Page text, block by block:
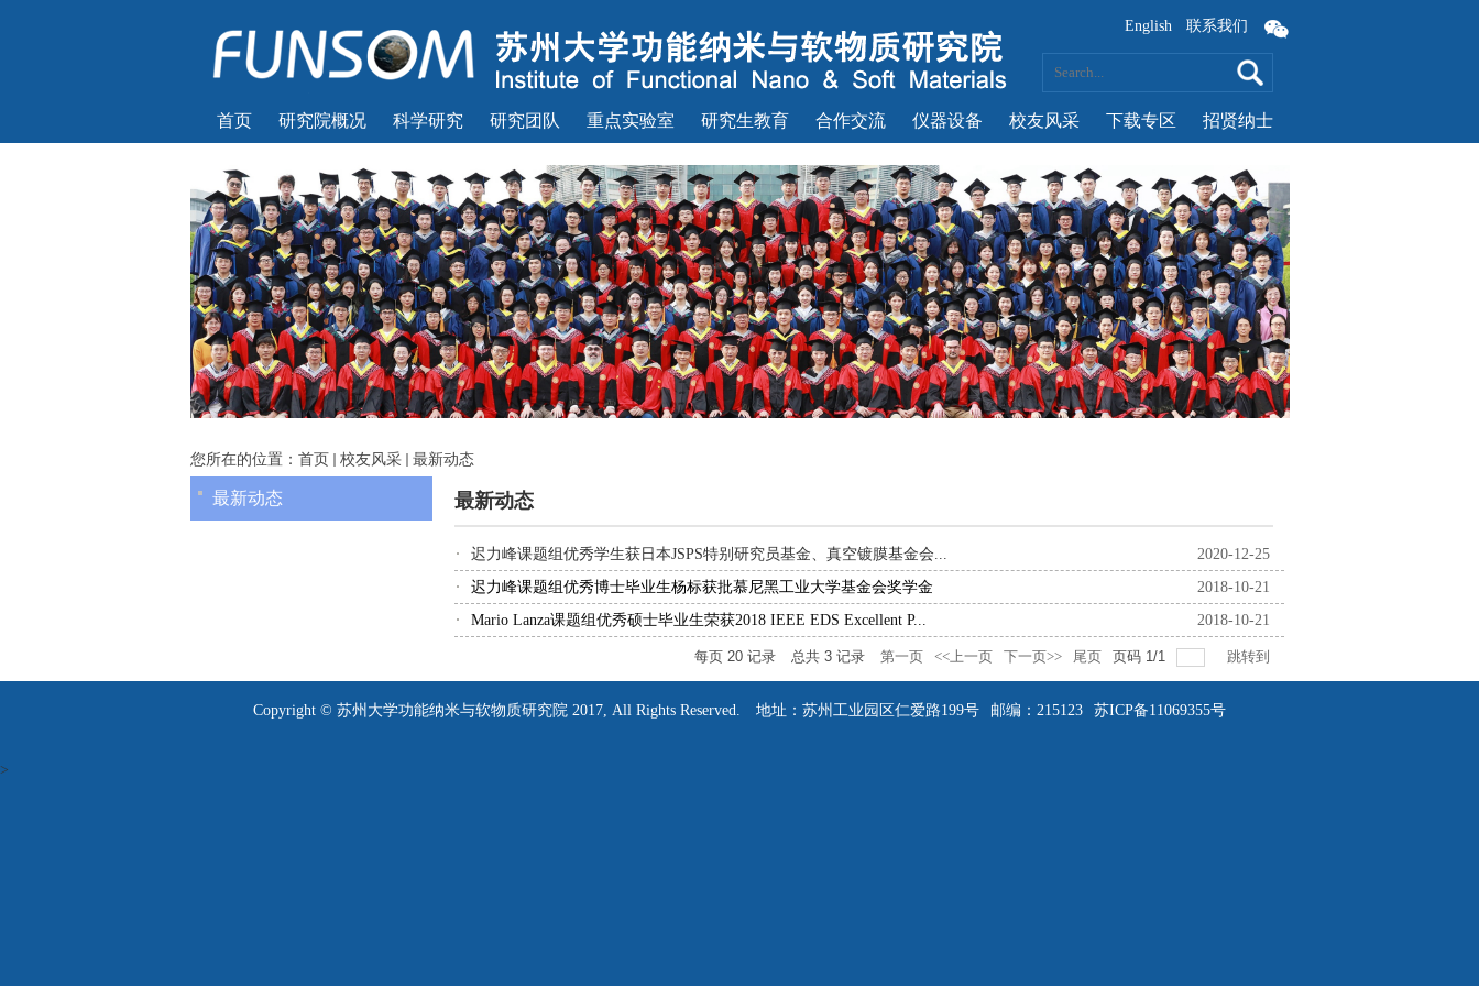
联系我们
English
首页 研究院概况 科学研究 研究团队 重点实验室 研究生教育 合作交流 仪器设备 校友风采 下载专区 招贤纳士
您所在的位置： 首页 校友风采 最新动态
最新动态 最新动态
迟力峰课题组优秀学生获日本JSPS特别研究员基金、真空镀膜基金会...
2020-12-25
迟力峰课题组优秀博士毕业生杨标获批慕尼黑工业大学基金会奖学金
2018-10-21
Mario Lanza课题组优秀硕士毕业生荣获2018 IEEE EDS Excellent P...
2018-10-21
每页 20记录 总共 3记录 第一页 <<上一页 下一页>> 尾页 页码 1 /1 跳转到
Copyright © 苏州大学功能纳米与软物质研究院 2017, All Rights Reserved. 地址：苏州工业园区仁爱路199号 邮编：215123 苏ICP备11069355号
>